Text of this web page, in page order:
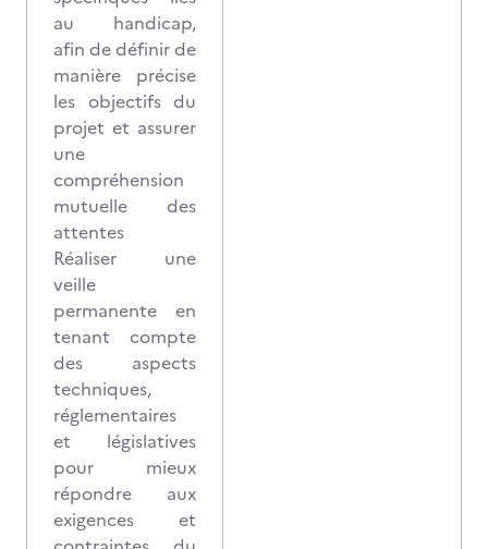
au handicap,
afin de définir de
manière précise
les objectifs du
projet et assurer
une
compréhension
mutuelle des
attentes
Réaliser une
veille
permanente en
tenant compte
des aspects
techniques,
réglementaires
et législatives
pour mieux
répondre aux
exigences et